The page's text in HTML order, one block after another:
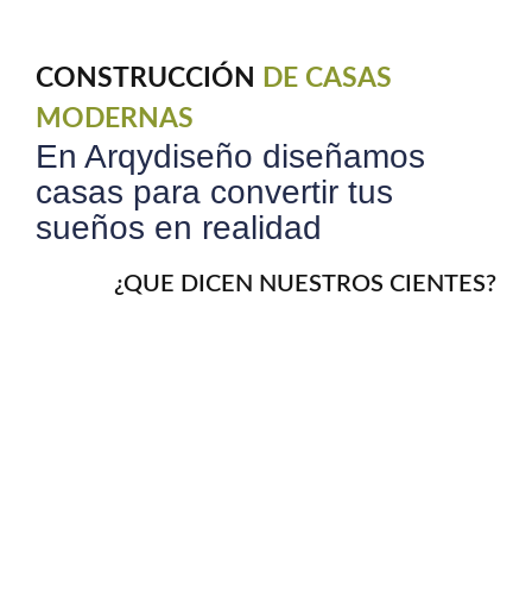
CONSTRUCCIÓN
DE CASAS
MODERNAS
En Arqydiseño diseñamos
casas para convertir tus
sueños en realidad
¿QUE DICEN NUESTROS CIENTES?